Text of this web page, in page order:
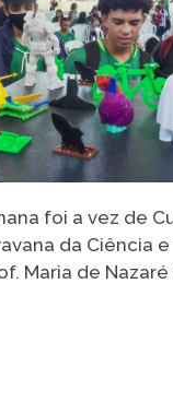
foi a vez de
da Ciência
Maria de